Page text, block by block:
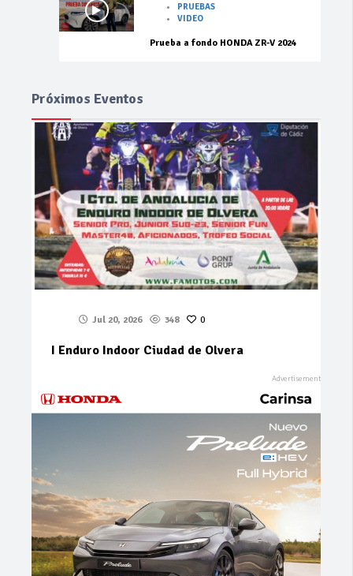
PRUEBAS
VIDEO
Prueba a fondo HONDA ZR-V 2024
Próximos Eventos
Jul 20, 2026 348 0
I Enduro Indoor Ciudad de Olvera